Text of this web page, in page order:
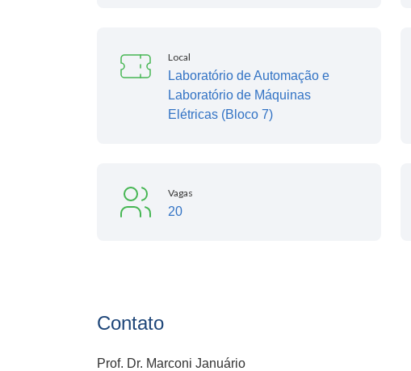
Local
Laboratório de Automação e
Laboratório de Máquinas
Elétricas (Bloco 7)
Vagas
20
Contato
Prof. Dr. Marconi Januário